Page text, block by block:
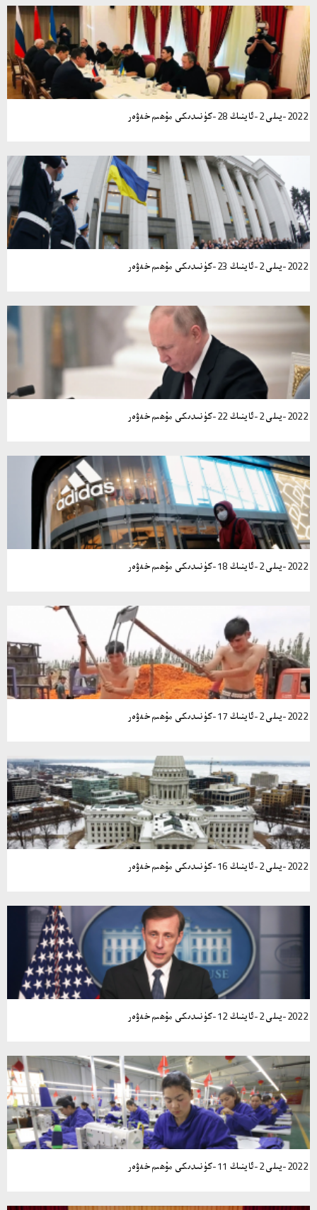
2022-يىلى 2-ئاينىڭ 28-كۈنىدىكى مۇھىم خەۋەر
2022-يىلى 2-ئاينىڭ 23-كۈنىدىكى مۇھىم خەۋەر
2022-يىلى 2-ئاينىڭ 22-كۈنىدىكى مۇھىم خەۋەر
2022-يىلى 2-ئاينىڭ 18-كۈنىدىكى مۇھىم خەۋەر
2022-يىلى 2-ئاينىڭ 17-كۈنىدىكى مۇھىم خەۋەر
2022-يىلى 2-ئاينىڭ 16-كۈنىدىكى مۇھىم خەۋەر
2022-يىلى 2-ئاينىڭ 12-كۈنىدىكى مۇھىم خەۋەر
2022-يىلى 2-ئاينىڭ 11-كۈنىدىكى مۇھىم خەۋەر